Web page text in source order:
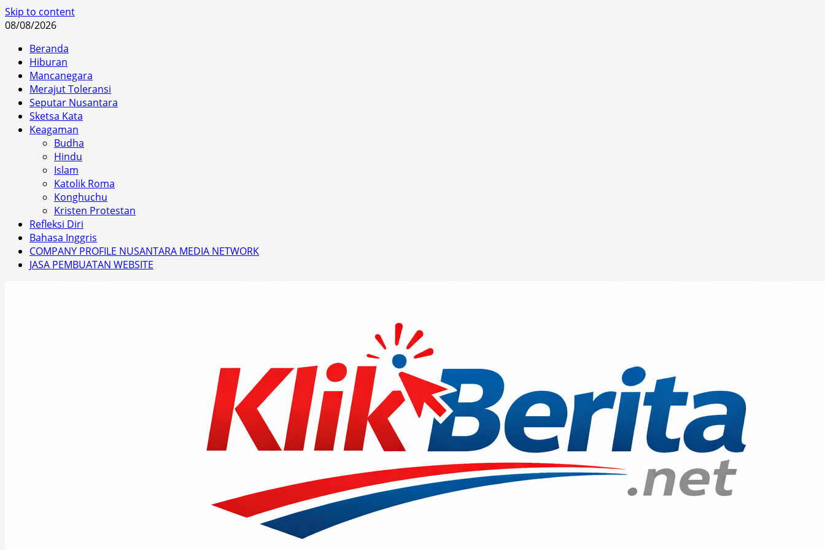
Skip to content
08/08/2026
Beranda
Hiburan
Mancanegara
Merajut Toleransi
Seputar Nusantara
Sketsa Kata
Keagaman
Budha
Hindu
Islam
Katolik Roma
Konghuchu
Kristen Protestan
Refleksi Diri
Bahasa Inggris
COMPANY PROFILE NUSANTARA MEDIA NETWORK
JASA PEMBUATAN WEBSITE